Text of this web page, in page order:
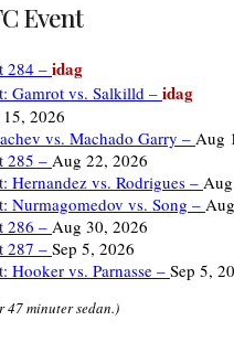
Event
284 – idag
Gamrot vs. Salkilld – idag
2026
vs. Machado Garry – Aug
285 – Aug 22, 2026
Hernandez vs. Rodrigues –
Nurmagomedov vs. Song –
286 – Aug 30, 2026
287 – Sep 5, 2026
Hooker vs. Parnasse – Sep 5,
47 minuter sedan.)